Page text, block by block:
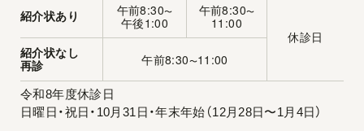
紹介状あり 午前8:30〜
午後1:00
午前8:30〜
11:00
休診日
紹介状なし
再診
午前8:30〜11:00
令和8年度休診日
日曜日・祝日・10月31日・年末年始（12月28日〜1月4日）